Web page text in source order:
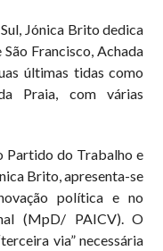
Jónica Brito dedica
Francisco, Achada
últimas tidas como
Praia, com várias
Partido do Trabalho e
Brito, apresenta-se
política e no
(MpD/ PAICV). O
via” necessária